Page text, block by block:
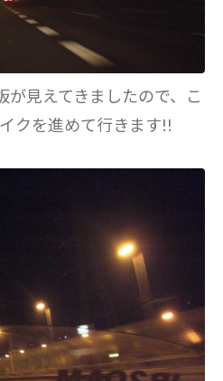
が見えてきましたので、こ
クを進めて行きます!!